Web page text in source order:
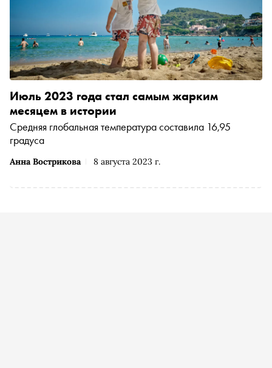
Анна Вострикова 8 августа 2023 г.
Июль 2023 года стал самым жарким
месяцем в истории
Средняя глобальная температура составила 16,95
градуса